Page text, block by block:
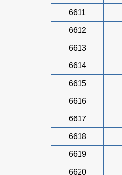
6611
6612
6613
6614
6615
6616
6617
6618
6619
6620